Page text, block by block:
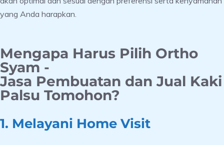
yang Anda harapkan.
Mengapa Harus Pilih Ortho
Syam -
Jasa Pembuatan dan Jual Kaki
Palsu Tomohon?
1. Melayani Home Visit